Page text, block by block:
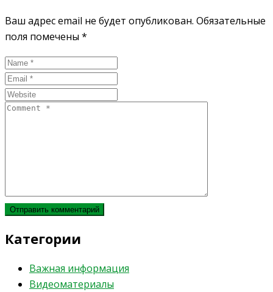
Ваш адрес email не будет опубликован. Обязательные
поля помечены *
Категории
Важная информация
Видеоматериалы